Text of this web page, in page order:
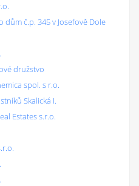
dům č.p. 345 v Josefově Dole
družstvo
spol. s r.o.
Skalická I.
Estates s.r.o.